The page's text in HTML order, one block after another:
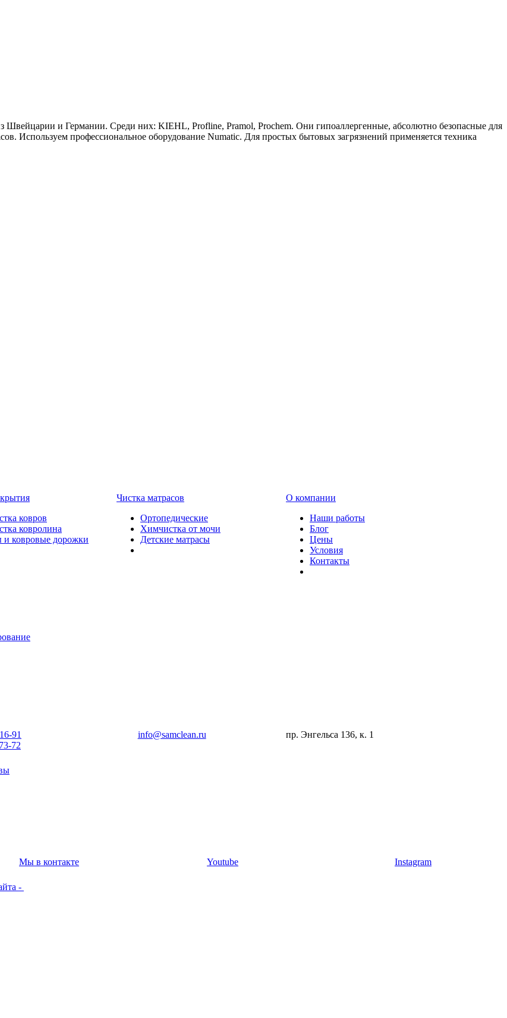
Швейцарии и Германии. Среди них: KIEHL, Proflinе, Pramol, Prochem. Они гипоаллергенные, абсолютно безопасные для
Используем профессиональное оборудование Numatic. Для простых бытовых загрязнений применяется техника
ковров
ковролина
и ковровые дорожки
Чистка матрасов
Ортопедические
Химчистка от мочи
Детские матрасы
О компании
Наши работы
Блог
Цены
Условия
Контакты
91
72
info@samclean.ru пр. Энгельса 136, к. 1
Мы в контакте Youtube Instagram
-